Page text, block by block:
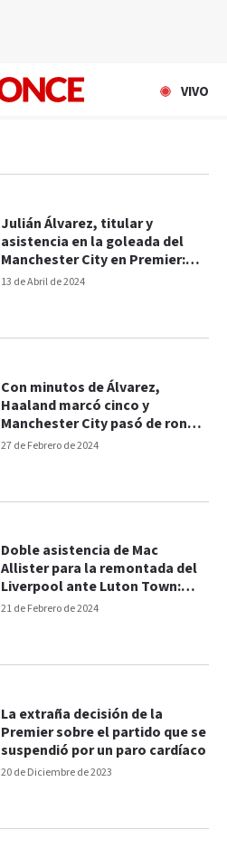
VIVO
13 de Abril de 2024
Julián Álvarez, titular y
asistencia en la goleada del
Manchester City en Premier:
goles del 5-1
27 de Febrero de 2024
Con minutos de Álvarez,
Haaland marcó cinco y
Manchester City pasó de ronda:
goles del 6-2
21 de Febrero de 2024
Doble asistencia de Mac
Allister para la remontada del
Liverpool ante Luton Town:
goles del 4-1
20 de Diciembre de 2023
La extraña decisión de la
Premier sobre el partido que se
suspendió por un paro cardíaco